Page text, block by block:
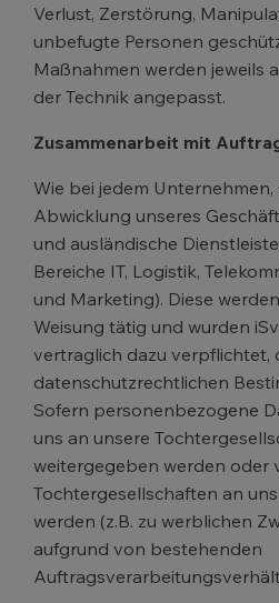
Verlust, Zerstörung,
unbefugte Personen
Maßnahmen werden jeweils
der Technik angepasst.
Zusammenarbeit mit
Wie bei jedem
Abwicklung unseres
und ausländische
Bereiche IT, Logistik,
und Marketing). Diese
Weisung tätig und wurden
vertraglich dazu verpflichtet,
datenschutzrechtlichen
Sofern personenbezogene
uns an unsere
weitergegeben werden oder
Tochtergesellschaften an
werden (z.B. zu werblichen
aufgrund von bestehenden